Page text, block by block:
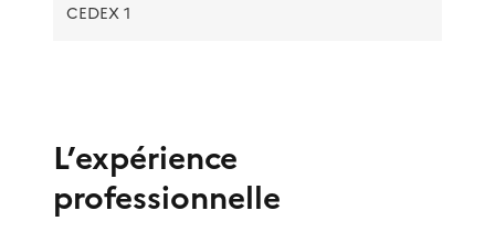
CEDEX 1
L’expérience
professionnelle